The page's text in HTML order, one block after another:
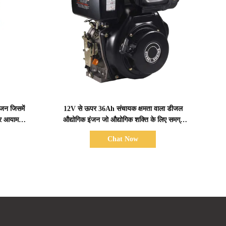
जिसमें
आयाम
के लिए
प्रदर्शन का विवरण
12V से ऊपर 36Ah संचायक क्षमता वाला डीजल
औद्योगिक इंजन जो औद्योगिक शक्ति के लिए समग्र
आयाम 420×440×495 मिमी प्रदान करता है
Chat Now